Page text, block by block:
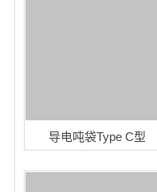
导电吨袋Type C型